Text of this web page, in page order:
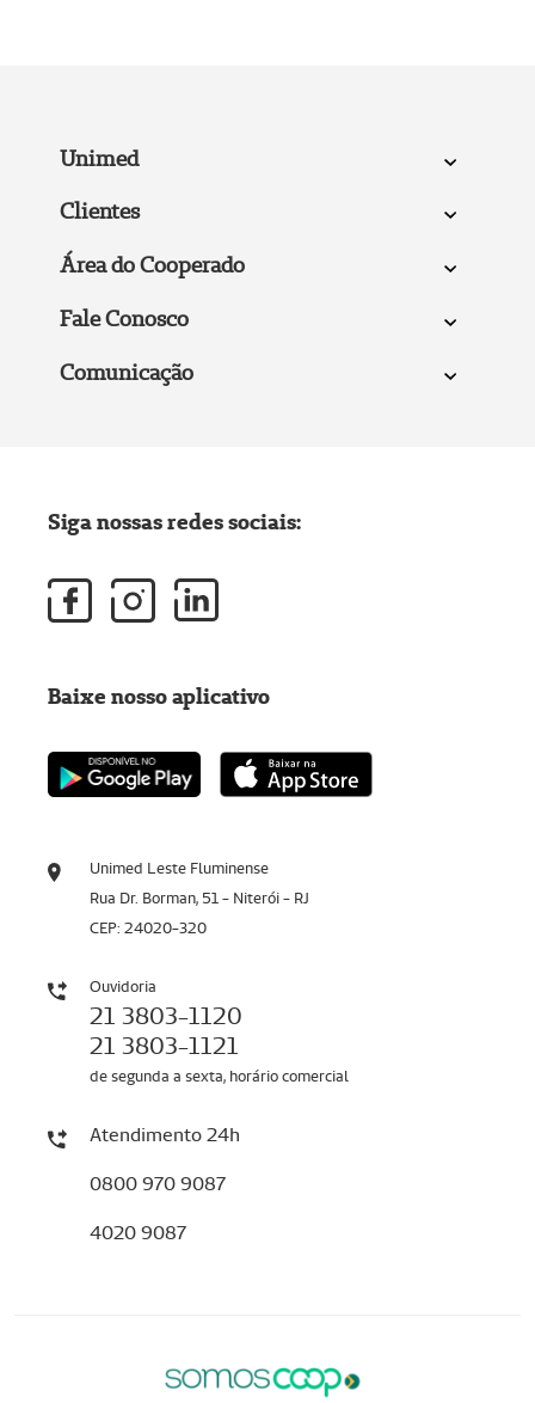
Unimed
Clientes
Área do Cooperado
Fale Conosco
Comunicação
Unimed Leste Fluminense
Rua Dr. Borman, 51 - Niterói - RJ
CEP: 24020-320
Ouvidoria
21 3803-1120
21 3803-1121
de segunda a sexta, horário comercial
Atendimento 24h
0800 970 9087
4020 9087
Siga nossas redes sociais:
Baixe nosso aplicativo